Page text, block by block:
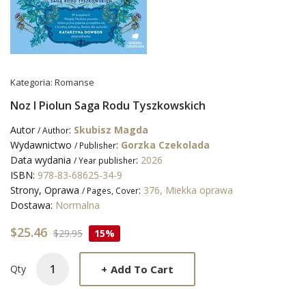
Kategoria: Romanse
Noz I Piolun Saga Rodu Tyszkowskich
Autor / Author: Skubisz Magda
Wydawnictwo / Publisher: Gorzka Czekolada
Data wydania / Year publisher: 2026
ISBN: 978-83-68625-34-9
Strony, Oprawa / Pages, Cover: 376, Miekka oprawa
Dostawa: Normalna
$25.46 $29.95 15%
Qty + Add To Cart